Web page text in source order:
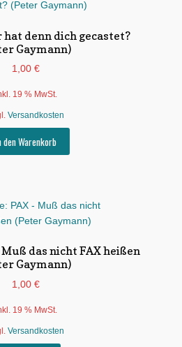
denn dich gecastet?
Gaymann)
1,00 €
19 % MwSt.
Versandkosten
den Warenkorb
das nicht FAX heißen
Gaymann)
1,00 €
19 % MwSt.
Versandkosten